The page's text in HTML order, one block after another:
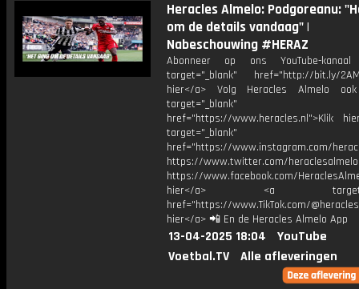
Heracles Almelo: Podgoreanu:
om de details vandaag" |
Nabeschouwing #HERAZ
Abonneer op ons YouTube-
target="_blank" href="http://bit.ly/
hier</a> Volg Heracles Almelo
target="_blank"
href="https://www.heracles.nl">Klik
target="_blank"
href="https://www.instagram.com/
https://www.twitter.com/heraclesalmelo
https://www.facebook.com/
hier</a> <a
href="https://www.TikTok.com/
hier</a> 📲 En de Heracles Almelo App
13-04-2025 18:04
YouTube
Voetbal.TV
Alle afleveringen